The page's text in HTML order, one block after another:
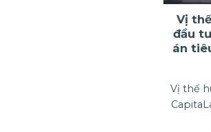
Vị
đầu
án
Vị thế